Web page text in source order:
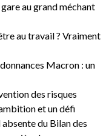
au grand méchant
au travail ? Vraiment
Macron : un
des risques
et un défi
du Bilan des